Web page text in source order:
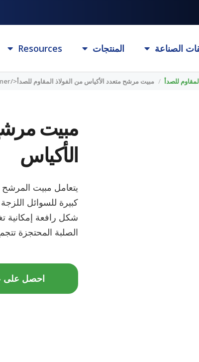
الصناعة المنتجات Resources
للصدأ / مبيت مرشح متعدد الأكياس من الفولاذ المقاوم للصدأ</trp-post-container
مبيت
الأكياس
يتعامل مبيت المرشح
شكل رافعة إمكانية
الصلبة المحتجزة
احصل على